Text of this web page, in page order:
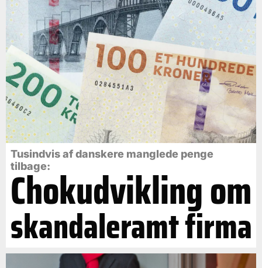
Tusindvis af danskere manglede penge
tilbage:
Chokudvikling om
skandaleramt firma